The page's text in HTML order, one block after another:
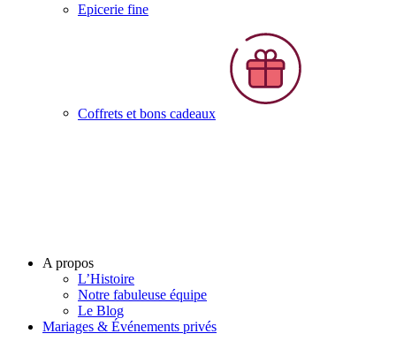
Epicerie fine
Coffrets et bons cadeaux
A propos
L’Histoire
Notre fabuleuse équipe
Le Blog
Mariages & Événements privés